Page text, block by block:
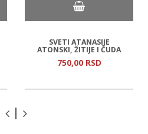
SVETI ATANASIJE
ATONSKI, ŽITIJE I ČUDA
750,00 RSD